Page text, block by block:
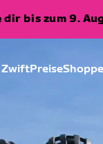
dir bis zum 9.
ZwiftPreise